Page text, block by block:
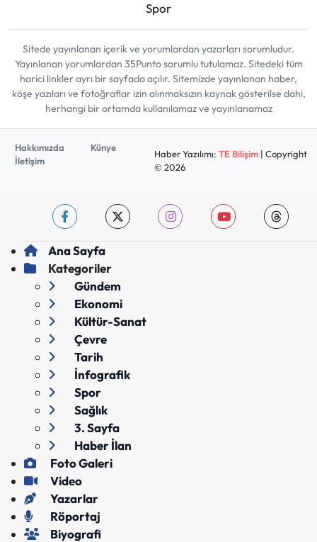
Spor
Sitede yayınlanan içerik ve yorumlardan yazarları sorumludur.
Yayınlanan yorumlardan 35Punto sorumlu tutulamaz. Sitedeki tüm
harici linkler ayrı bir sayfada açılır. Sitemizde yayınlanan haber,
köşe yazıları ve fotoğraflar izin alınmaksızın kaynak gösterilse dahi,
herhangi bir ortamda kullanılamaz ve yayınlanamaz
Hakkımızda
Künye
İletişim
Haber Yazılımı: TE Bilişim| Copyright
© 2026
Ana Sayfa
Kategoriler
Gündem
Ekonomi
Kültür-Sanat
Çevre
Tarih
İnfografik
Spor
Sağlık
3. Sayfa
Haber İlan
Foto Galeri
Video
Yazarlar
Röportaj
Biyografi